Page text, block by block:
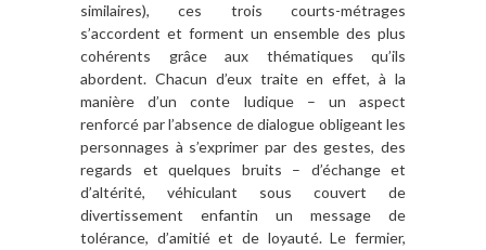
similaires), ces trois courts-métrages
s’accordent et forment un ensemble des plus
cohérents grâce aux thématiques qu’ils
abordent. Chacun d’eux traite en effet, à la
manière d’un conte ludique – un aspect
renforcé par l’absence de dialogue obligeant les
personnages à s’exprimer par des gestes, des
regards et quelques bruits – d’échange et
d’altérité, véhiculant sous couvert de
divertissement enfantin un message de
tolérance, d’amitié et de loyauté. Le fermier,